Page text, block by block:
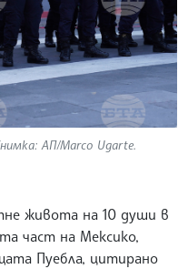
АП/Marco Ugarte.
живота на 10 души в
част на Мексико,
Пуебла, цитирано